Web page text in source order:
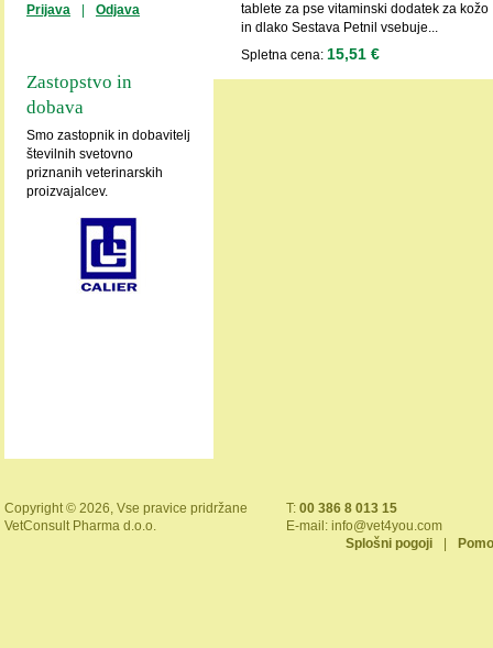
Prijava Odjava
Zastopstvo in
dobava
Smo zastopnik in dobavitelj
številnih svetovno
priznanih veterinarskih
proizvajalcev.
tablete za pse vitaminski dodatek za kožo
in dlako Sestava Petnil vsebuje...
Spletna cena: 15,51 €
Copyright © 2026, Vse pravice pridržane
VetConsult Pharma d.o.o.
T: 00 386 8 013 15
E-mail: info@vet4you.com
Splošni pogoji